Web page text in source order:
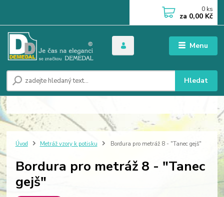
Menu
Hledat
0 ks
za 0,00 Kč
Úvod Metráž vzory k potisku Bordura pro metráž 8 - "Tanec gejš"
Bordura pro metráž 8 - "Tanec
gejš"